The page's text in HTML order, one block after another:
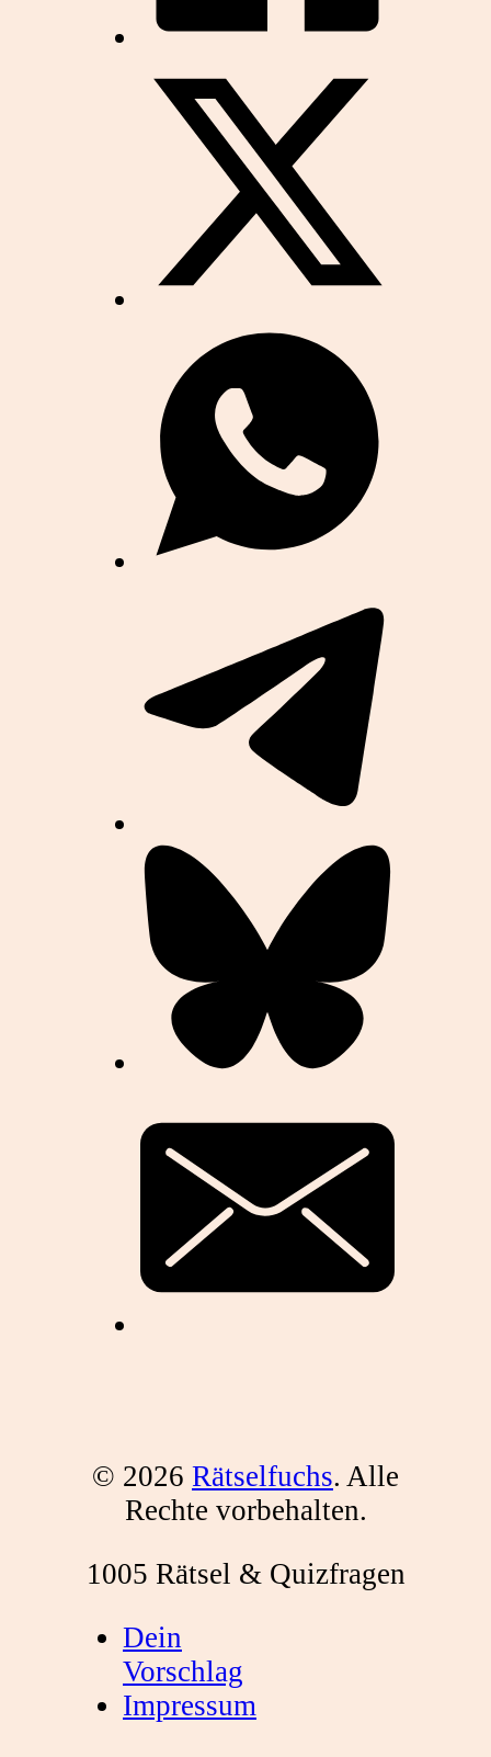
© 2026 Rätselfuchs. Alle
Rechte vorbehalten.
1005 Rätsel & Quizfragen
Dein
Vorschlag
Impressum